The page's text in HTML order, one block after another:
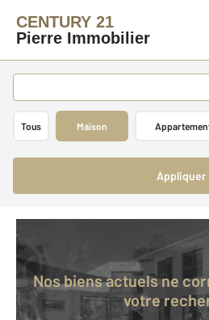
CENTURY 21
Pierre Immobilier
Tous Maison
Appliquer
Nos biens actuels ne correspondent pas à
votre